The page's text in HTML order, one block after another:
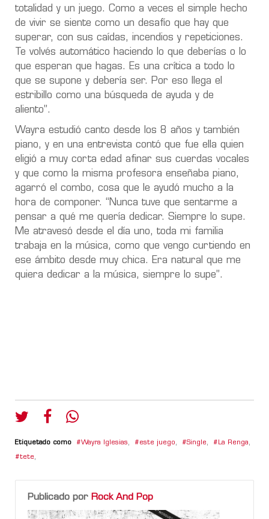
totalidad y un juego. Como a veces el simple hecho
de vivir se siente como un desafío que hay que
superar, con sus caídas, incendios y repeticiones.
Te volvés automático haciendo lo que deberías o lo
que esperan que hagas. Es una crítica a todo lo
que se supone y debería ser. Por eso llega el
estribillo como una búsqueda de ayuda y de
aliento”.
Wayra estudió canto desde los 8 años y también
piano, y en una entrevista contó que fue ella quien
eligió a muy corta edad afinar sus cuerdas vocales
y que como la misma profesora enseñaba piano,
agarró el combo, cosa que le ayudó mucho a la
hora de componer. “Nunca tuve que sentarme a
pensar a qué me quería dedicar. Siempre lo supe.
Me atravesó desde el día uno, toda mi familia
trabaja en la música, como que vengo curtiendo en
ese ámbito desde muy chica. Era natural que me
quiera dedicar a la música, siempre lo supe”.
Etiquetado como Wayra Iglesias, este juego, Single, La Renga,
tete,
Publicado por Rock And Pop